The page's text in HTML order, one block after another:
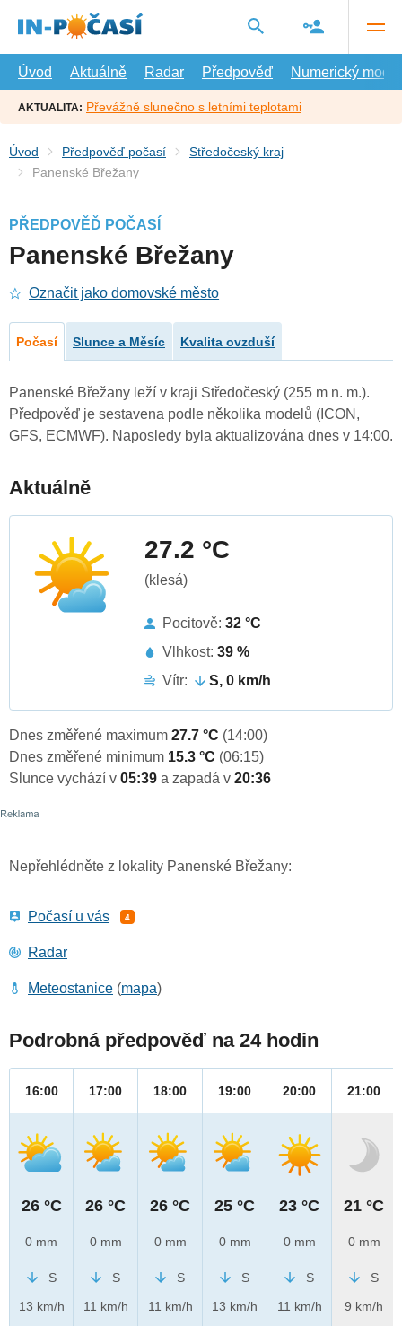
hlavní
Úvod
Aktuálně Radar Předpověď Numerický model
AKTUALITA: Převážně slunečno s letními teplotami
Úvod Předpověď počasí
Středočeský kraj
Panenské Břežany
PŘEDPOVĚĎ POČASÍ
Panenské Břežany
Označit jako domovské město
Počasí Slunce a Měsíc Kvalita ovzduší
Panenské Břežany leží v kraji Středočeský (255 m n. m.).
Předpověď je sestavena podle několika modelů (ICON,
GFS, ECMWF). Naposledy byla aktualizována dnes v 14:00.
Aktuálně
27.2 °C
(klesá)
Pocitově: 32 °C
Vlhkost: 39 %
Vítr:
S, 0 km/h
Dnes změřené maximum 27.7 °C (14:00)
Dnes změřené minimum 15.3 °C (06:15)
Slunce vychází v 05:39 a zapadá v 20:36
Nepřehlédněte z lokality Panenské Břežany:
Počasí u vás 4
Radar
Meteostanice (mapa)
Podrobná předpověď na 24 hodin
16:00
26 °C
0 mm
S
13 km/h
17:00
26 °C
0 mm
S
11 km/h
18:00
26 °C
0 mm
S
11 km/h
19:00
25 °C
0 mm
S
13 km/h
20:00
23 °C
0 mm
S
11 km/h
21:00
21 °C
0 mm
S
9 km/h